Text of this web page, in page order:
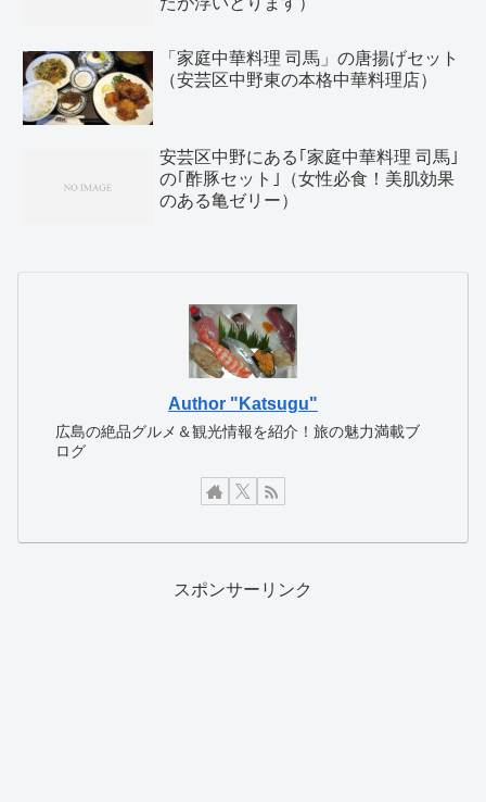
「家庭中華料理 司馬」の唐揚げセット
（安芸区中野東の本格中華料理店）
安芸区中野にある｢家庭中華料理 司馬｣
の｢酢豚セット｣（女性必食！美肌効果
のある亀ゼリー）
Author "Katsugu"
広島の絶品グルメ＆観光情報を紹介！旅の魅力満載ブ
ログ
スポンサーリンク